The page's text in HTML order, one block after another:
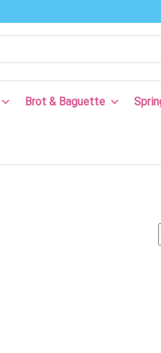
Brot & Baguette